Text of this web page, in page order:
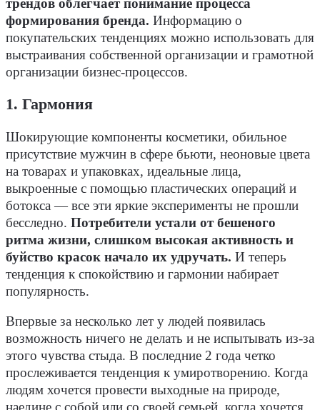
трендов облегчает понимание процесса
формирования бренда. Информацию о
покупательских тенденциях можно использовать для
выстраивания собственной организации и грамотной
организации бизнес-процессов.
1. Гармония
Шокирующие компоненты косметики, обильное
присутствие мужчин в сфере бьюти, неоновые цвета
на товарах и упаковках, идеальные лица,
выкроенные с помощью пластических операций и
ботокса — все эти яркие эксперименты не прошли
бесследно. Потребители устали от бешеного
ритма жизни, слишком высокая активность и
буйство красок начало их удручать. И теперь
тенденция к спокойствию и гармонии набирает
популярность.
Впервые за несколько лет у людей появилась
возможность ничего не делать и не испытывать из-за
этого чувства стыда. В последние 2 года четко
прослеживается тенденция к умиротворению. Когда
людям хочется провести выходные на природе,